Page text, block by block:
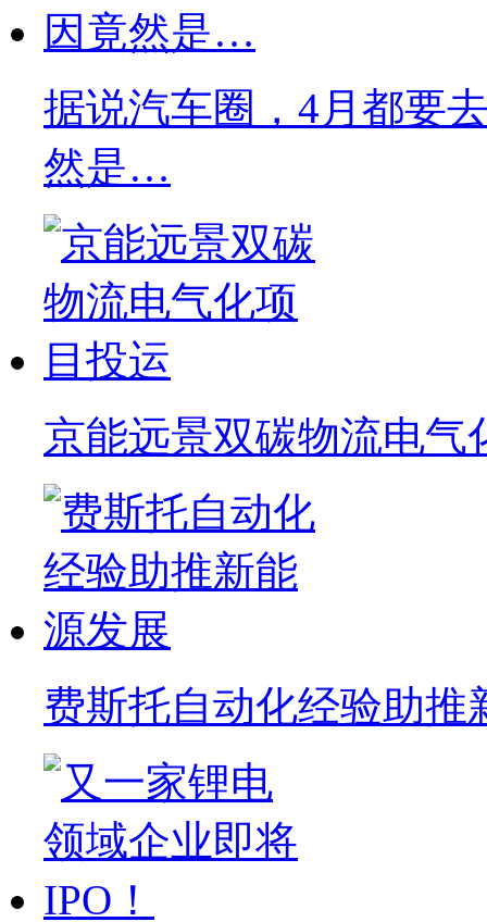
据说汽车圈，4月都要
然是…
京能远景双碳物流电气
费斯托自动化经验助推